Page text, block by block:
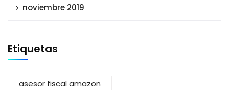
noviembre 2019
Etiquetas
asesor fiscal amazon